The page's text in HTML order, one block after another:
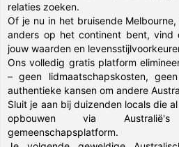
relaties zoeken.
Of je nu in het bruisende
anders op het continent bent, vind
jouw waarden en
Ons volledig gratis platform
– geen lidmaatschapskosten,
authentieke kansen om andere
Sluit je aan bij duizenden locals die
opbouwen via
gemeenschapsplatform.